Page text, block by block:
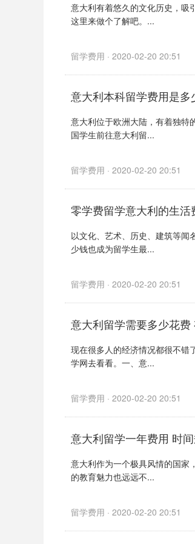
意大利有着悠久的文化历史，吸
这里来做个了解吧。...
留学费用 · 2020-02-20 20:51
意大利本科留学费用是多
意大利位于欧洲大陆，有着独特
国学生前往意大利留...
留学费用 · 2020-02-20 20:51
零学费留学意大利的生活
以文化、艺术、历史、建筑等闻
少钱也成为留学生最...
留学费用 · 2020-02-20 20:51
意大利留学需要多少花
现在很多人的经济情况都很不错
学网去看看。一、意...
留学费用 · 2020-02-20 20:51
意大利留学一年费用 时
意大利作为一个极具风情的国家
的教育魅力也远远不...
留学费用 · 2020-02-20 20:51